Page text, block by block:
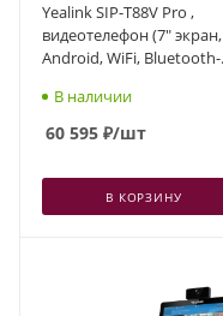
Yealink SIP-T88V Pro ,
видеотелефон (7" экран,
Android, WiFi, Bluetooth-
без БП)
В наличии
60 595 ₽/шт
В КОРЗИНУ